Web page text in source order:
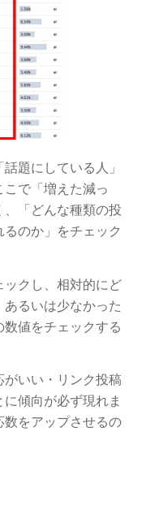
題にしている人」
で「増えた減っ
「どんな種類の投
のか」をチェック
ックし、相対的にど
るいは少なかった
値をチェックする
いい・リンク投稿
傾向が必ず現れま
をアップさせるの